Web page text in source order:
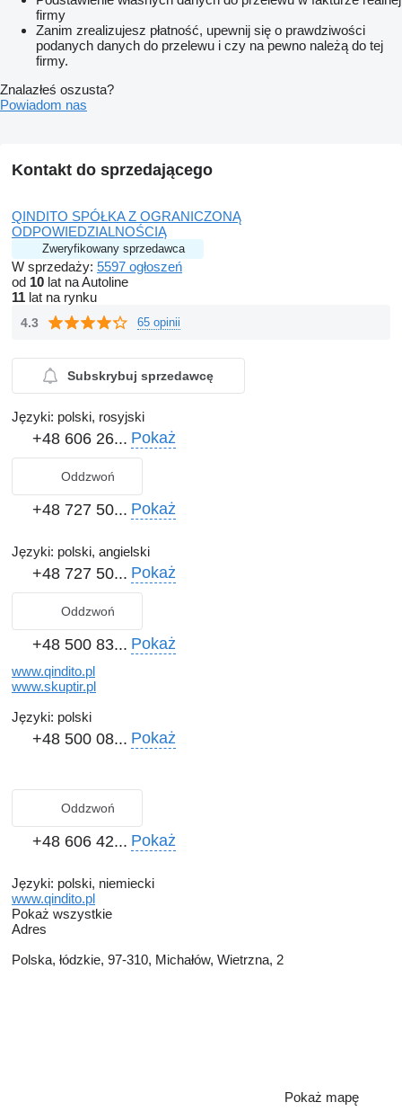
firmy
Zanim zrealizujesz płatność, upewnij się o prawdziwości
podanych danych do przelewu i czy na pewno należą do tej
firmy.
Znalazłeś oszusta?
Powiadom nas
Kontakt do sprzedającego
QINDITO SPÓŁKA Z OGRANICZONĄ
ODPOWIEDZIALNOŚCIĄ
Zweryfikowany sprzedawca
W sprzedaży: 5597 ogłoszeń
od 10 lat na Autoline
11 lat na rynku
4.3 65 opinii
Subskrybuj sprzedawcę
Języki: polski, rosyjski
+48 606 26... Pokaż
Oddzwoń
+48 727 50... Pokaż
Języki: polski, angielski
+48 727 50... Pokaż
Oddzwoń
+48 500 83... Pokaż
www.qindito.pl
www.skuptir.pl
Języki: polski
+48 500 08... Pokaż
Oddzwoń
+48 606 42... Pokaż
Języki: polski, niemiecki
www.qindito.pl
Pokaż wszystkie
Adres
Polska, łódzkie, 97-310, Michałów, Wietrzna, 2
Pokaż mapę